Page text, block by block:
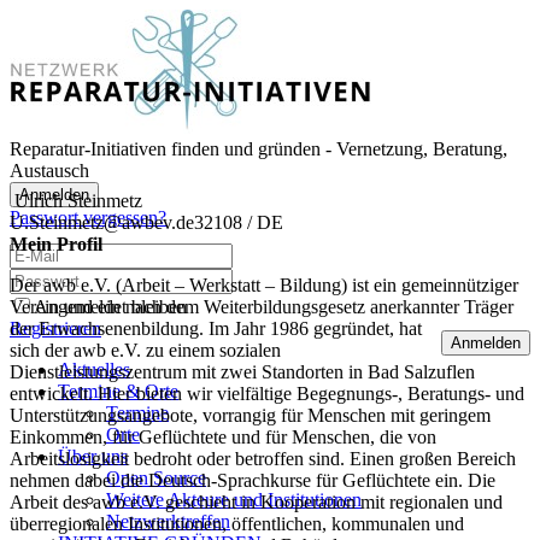
Reparatur-Initiativen finden und gründen - Vernetzung, Beratung,
Austausch
Anmelden
Passwort vergessen?
Angemeldet bleiben
Registrieren
Anmelden
Aktuelles
Termine & Orte
Termine
Orte
Über uns
Open Source
Weitere Akteure und Institutionen
Netzwerktreffen
Ulrich Steinmetz
U.Steinmetz@awbev.de32108 / DE
Mein Profil
Der awb e.V. (Arbeit – Werkstatt – Bildung) ist ein gemeinnütziger
Verein und ein nach dem Weiterbildungsgesetz anerkannter Träger
der Erwachsenenbildung. Im Jahr 1986 gegründet, hat
sich der awb e.V. zu einem sozialen
Dienstleistungszentrum mit zwei Standorten in Bad Salzuflen
entwickelt. Hier bieten wir vielfältige Begegnungs-, Beratungs- und
Unterstützungsangebote, vorrangig für Menschen mit geringem
Einkommen, für Geflüchtete und für Menschen, die von
Arbeitslosigkeit bedroht oder betroffen sind. Einen großen Bereich
nehmen dabei die Deutsch-Sprachkurse für Geflüchtete ein. Die
Arbeit des awb e.V. geschieht in Kooperation mit regionalen und
überregionalen Institutionen, öffentlichen, kommunalen und